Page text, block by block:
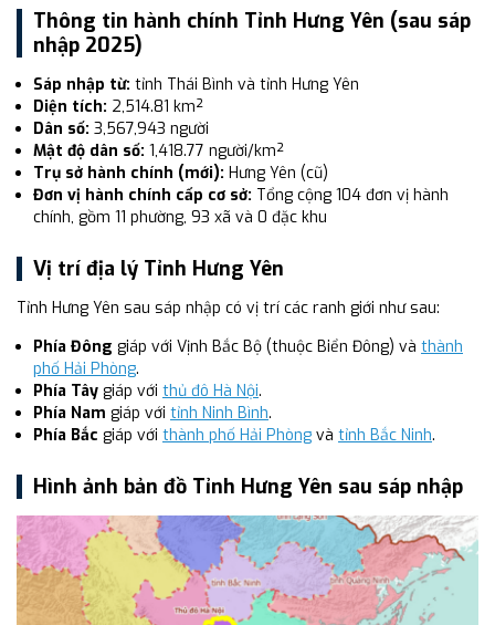
Thông tin hành chính Tỉnh Hưng Yên (sau sáp
nhập 2025)
Sáp nhập từ: tỉnh Thái Bình và tỉnh Hưng Yên
Diện tích: 2,514.81 km²
Dân số: 3,567,943 người
Mật độ dân số: 1,418.77 người/km²
Trụ sở hành chính (mới): Hưng Yên (cũ)
Đơn vị hành chính cấp cơ sở: Tổng cộng 104 đơn vị hành
chính, gồm 11 phường, 93 xã và 0 đặc khu
Vị trí địa lý Tỉnh Hưng Yên
Tỉnh Hưng Yên sau sáp nhập có vị trí các ranh giới như sau:
Phía Đông giáp với Vịnh Bắc Bộ (thuộc Biển Đông) và thành
phố Hải Phòng.
Phía Tây giáp với thủ đô Hà Nội.
Phía Nam giáp với tỉnh Ninh Bình.
Phía Bắc giáp với thành phố Hải Phòng và tỉnh Bắc Ninh.
Hình ảnh bản đồ Tỉnh Hưng Yên sau sáp nhập